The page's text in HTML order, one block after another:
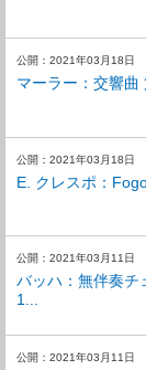
公開：2021年03月18日
マーラー：交響曲
公開：2021年03月18日
E. クレスポ：
公開：2021年03月11日
バッハ：無伴奏チ
1...
公開：2021年03月11日